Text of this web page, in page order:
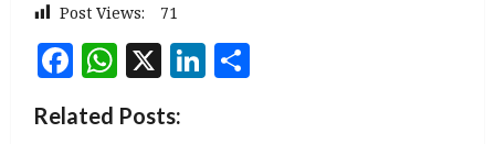
Post Views: 71
Facebook
WhatsApp
X LinkedIn
Related Posts: